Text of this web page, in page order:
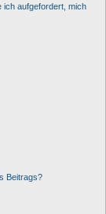
ich aufgefordert, mich
Beitrags?